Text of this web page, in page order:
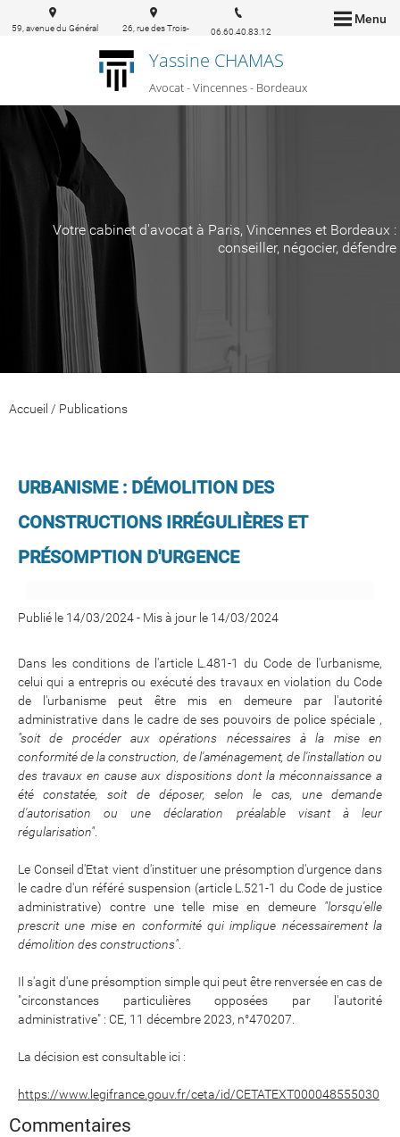
Menu
Yassine CHAMAS
Avocat - Vincennes - Bordeaux
59, avenue du Général
26, rue des Trois-
Bordeaux
06.60.40.83.12
Votre cabinet d'avocat à Paris, Vincennes et Bordeaux :
conseiller, négocier, défendre
Accueil / Publications
URBANISME : DÉMOLITION DES
CONSTRUCTIONS IRRÉGULIÈRES ET
PRÉSOMPTION D'URGENCE
Publié le 14/03/2024- Mis à jour le 14/03/2024
Dans les conditions de l'article L.481-1 du Code de l'urbanisme,
celui qui a entrepris ou exécuté des travaux en violation du Code
de l'urbanisme peut être mis en demeure par l'autorité
administrative dans le cadre de ses pouvoirs de police spéciale ,
"soit de procéder aux opérations nécessaires à la mise en
conformité de la construction, de l'aménagement, de l'installation ou
des travaux en cause aux dispositions dont la méconnaissance a
été constatée, soit de déposer, selon le cas, une demande
d'autorisation ou une déclaration préalable visant à leur
régularisation"
Le Conseil d'Etat vient d'instituer une présomption d'urgence dans
le cadre d'un référé suspension (article L.521-1 du Code de justice
administrative) contre une telle mise en demeure "lorsqu'elle
prescrit une mise en conformité qui implique nécessairement la
démolition des constructions"
Il s'agit d'une présomption simple qui peut être renversée en cas de
"circonstances particulières opposées par l'autorité
administrative" : CE, 11 décembre 2023, n°470207.
La décision est consultable ici :
https://www.legifrance.gouv.fr/ceta/id/CETATEXT000048555030
Commentaires